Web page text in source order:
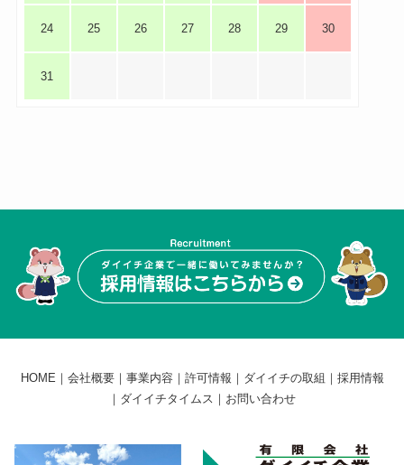
24 25 26 27 28 29 30
31
HOME ｜ 会社概要｜ 事業内容 ｜ 許可情報 ｜ ダイイチの取組 ｜ 採用情報
｜ ダイイチタイムス ｜ お問い合わせ